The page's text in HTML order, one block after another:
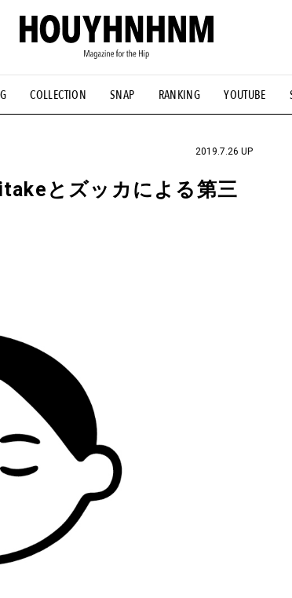
COLLECTION SNAP RANKING YOUTUBE
ミット #NEW VINTAGE #マイナーグッド図鑑
#AH.H #ととけん #FASHION #MUSIC
2019.7.26 UP
とズッカによる第三